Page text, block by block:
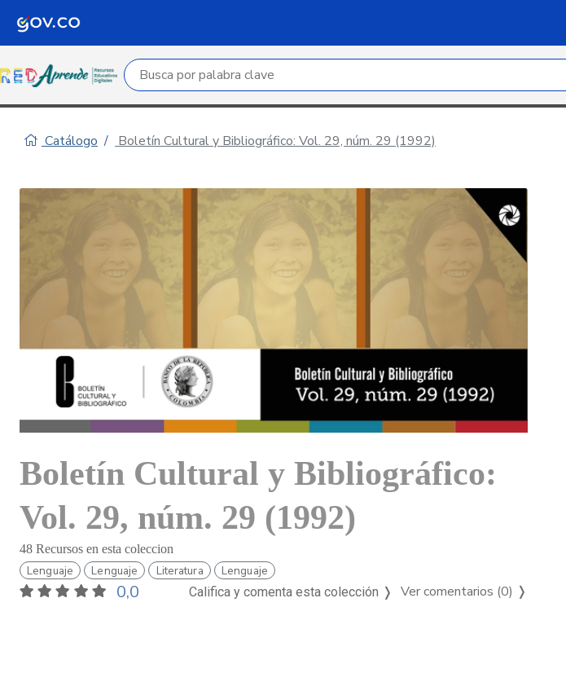
Campo de búsqueda por palabra clave
Catálogo Boletín Cultural y Bibliográfico: Vol. 29, núm. 29 (1992)
Boletín Cultural y Bibliográfico:
Vol. 29, núm. 29 (1992)
48 Recursos en esta coleccion
Lenguaje Lenguaje Literatura Lenguaje
0,0 Califica y comenta esta colección ❭ Ver comentarios (0) ❭